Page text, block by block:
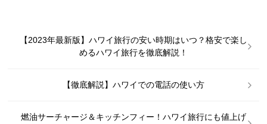
【2023年最新版】ハワイ旅行の安い時期はいつ？格安で楽し
めるハワイ旅行を徹底解説！
【徹底解説】ハワイでの電話の使い方
燃油サーチャージ＆キッチンフィー！ハワイ旅行にも値上げ